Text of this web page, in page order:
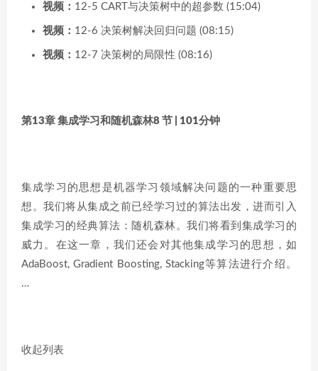
视频： 12-5 CART与决策树中的超参数 (15:04)
视频： 12-6 决策树解决回归问题 (08:15)
视频： 12-7 决策树的局限性 (08:16)
第13章 集成学习和随机森林8 节 | 101分钟
集成学习的思想是机器学习领域解决问题的一种重要思
想。我们将从集成之前已经学习过的算法出发，进而引入
集成学习的经典算法：随机森林。我们将看到集成学习的
威力。在这一章，我们还会对其他集成学习的思想，如
AdaBoost, Gradient Boosting, Stacking等算法进行介绍。
…
收起列表